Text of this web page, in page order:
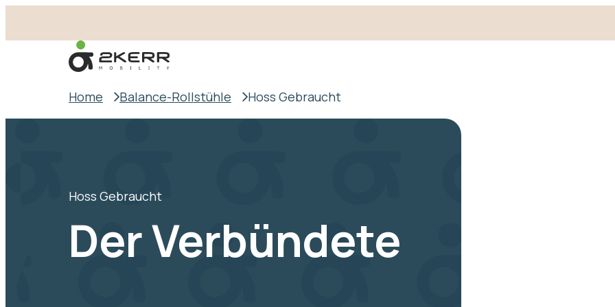
Home Balance-Rollstühle Hoss Gebraucht
Hoss Gebraucht
Der Verbündete